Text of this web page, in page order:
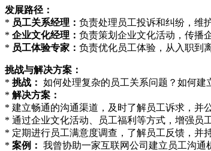
发展路径：
* 员工关系经理： 负责处理员工投诉和纠纷，维
* 企业文化经理： 负责策划企业文化活动，传播
* 员工体验专家： 负责优化员工体验，从入职到
挑战与解决方案：
* 挑战： 如何处理复杂的员工关系问题？如何建
* 解决方案：
* 建立畅通的沟通渠道，及时了解员工诉求，并
* 通过企业文化活动、员工福利等方式，增强员
* 定期进行员工满意度调查，了解员工反馈，并
* 案例： 我曾协助一家互联网公司建立员工沟